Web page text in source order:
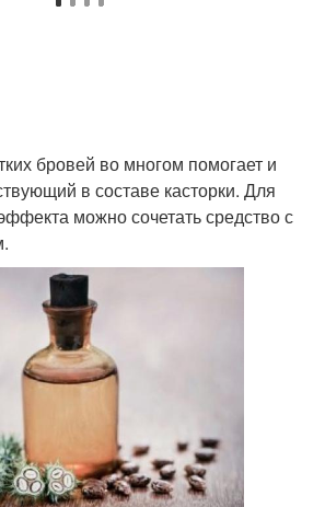
бровей во многом помогает и
в составе касторки. Для
можно сочетать средство с